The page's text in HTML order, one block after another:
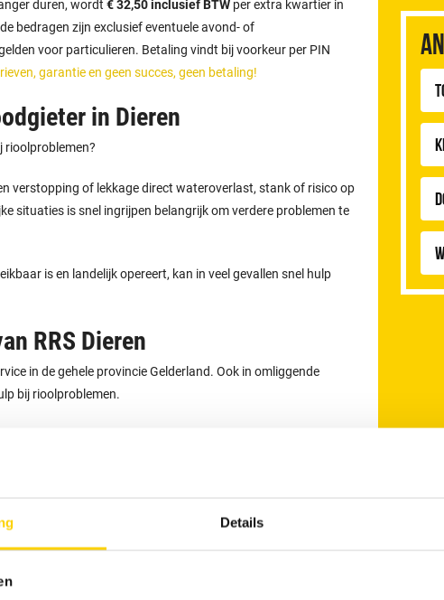
Details
duren, wordt € 32,50 inclusief BTW per extra kwartier in
bedragen zijn exclusief eventuele avond- of
voor particulieren. Betaling vindt bij voorkeur per PIN
garantie en geen succes, geen betaling!
in Dieren
rioolproblemen?
verstopping of lekkage direct wateroverlast, stank of risico op
situaties is snel ingrijpen belangrijk om verdere problemen te
is en landelijk opereert, kan in veel gevallen snel hulp
RRS Dieren
in de gehele provincie Gelderland. Ook in omliggende
bij rioolproblemen.